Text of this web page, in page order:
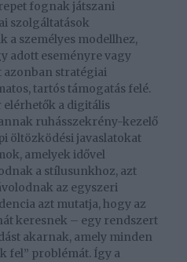
fognak játszani
szolgáltatások
a személyes modellhez,
adott eseményre vagy
azonban stratégiai
tartós támogatás felé.
a digitális
ruhásszekrény-kezelő
öltözködési javaslatokat
amelyek idővel
a stílusunkhoz, azt
az egyszeri
azt mutatja, hogy az
keresnek – egy rendszert
akarnak, amely minden
fel” problémát. Így a